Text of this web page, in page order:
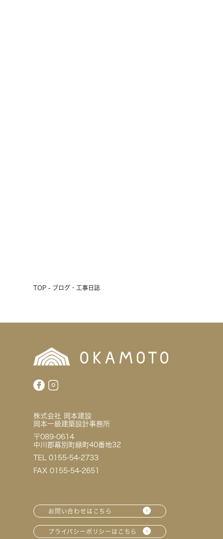
TOP - ブログ・工事日誌
株式会社 岡本建設
岡本一級建築設計事務所
〒089-0614
中川郡幕別町緑町40番地32
TEL 0155-54-2733
FAX 0155-54-2651
お問い合わせはこちら
プライバシーポリシーはこちら